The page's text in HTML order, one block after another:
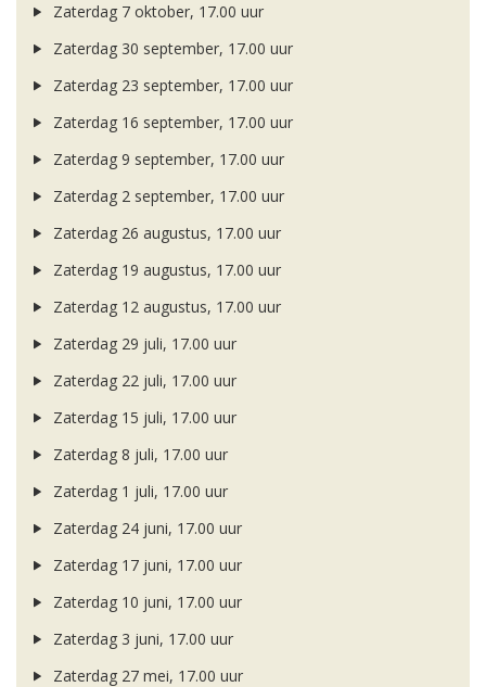
Zaterdag 7 oktober, 17.00 uur
Zaterdag 30 september, 17.00 uur
Zaterdag 23 september, 17.00 uur
Zaterdag 16 september, 17.00 uur
Zaterdag 9 september, 17.00 uur
Zaterdag 2 september, 17.00 uur
Zaterdag 26 augustus, 17.00 uur
Zaterdag 19 augustus, 17.00 uur
Zaterdag 12 augustus, 17.00 uur
Zaterdag 29 juli, 17.00 uur
Zaterdag 22 juli, 17.00 uur
Zaterdag 15 juli, 17.00 uur
Zaterdag 8 juli, 17.00 uur
Zaterdag 1 juli, 17.00 uur
Zaterdag 24 juni, 17.00 uur
Zaterdag 17 juni, 17.00 uur
Zaterdag 10 juni, 17.00 uur
Zaterdag 3 juni, 17.00 uur
Zaterdag 27 mei, 17.00 uur